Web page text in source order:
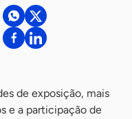
de exposição, mais
e a participação de